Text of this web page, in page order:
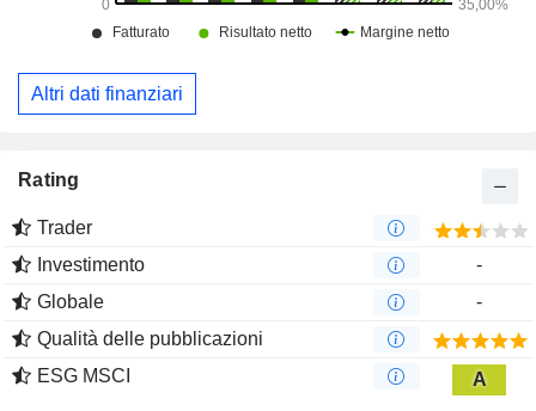
Altri dati finanziari
Rating
Trader
Investimento
-
Globale
-
Qualità delle pubblicazioni
ESG MSCI
A